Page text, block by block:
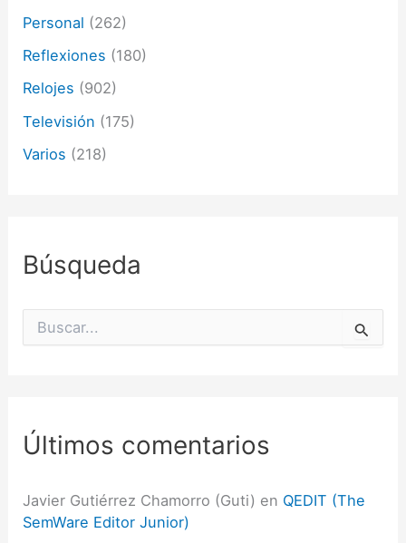
Personal (262)
Reflexiones (180)
Relojes (902)
Televisión (175)
Varios (218)
Búsqueda
Últimos comentarios
Javier Gutiérrez Chamorro (Guti) en QEDIT (The
SemWare Editor Junior)